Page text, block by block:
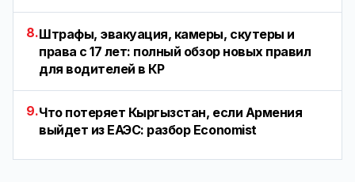
8.Штрафы, эвакуация, камеры, скутеры и
права с 17 лет: полный обзор новых правил
для водителей в КР
9.Что потеряет Кыргызстан, если Армения
выйдет из ЕАЭС: разбор Economist